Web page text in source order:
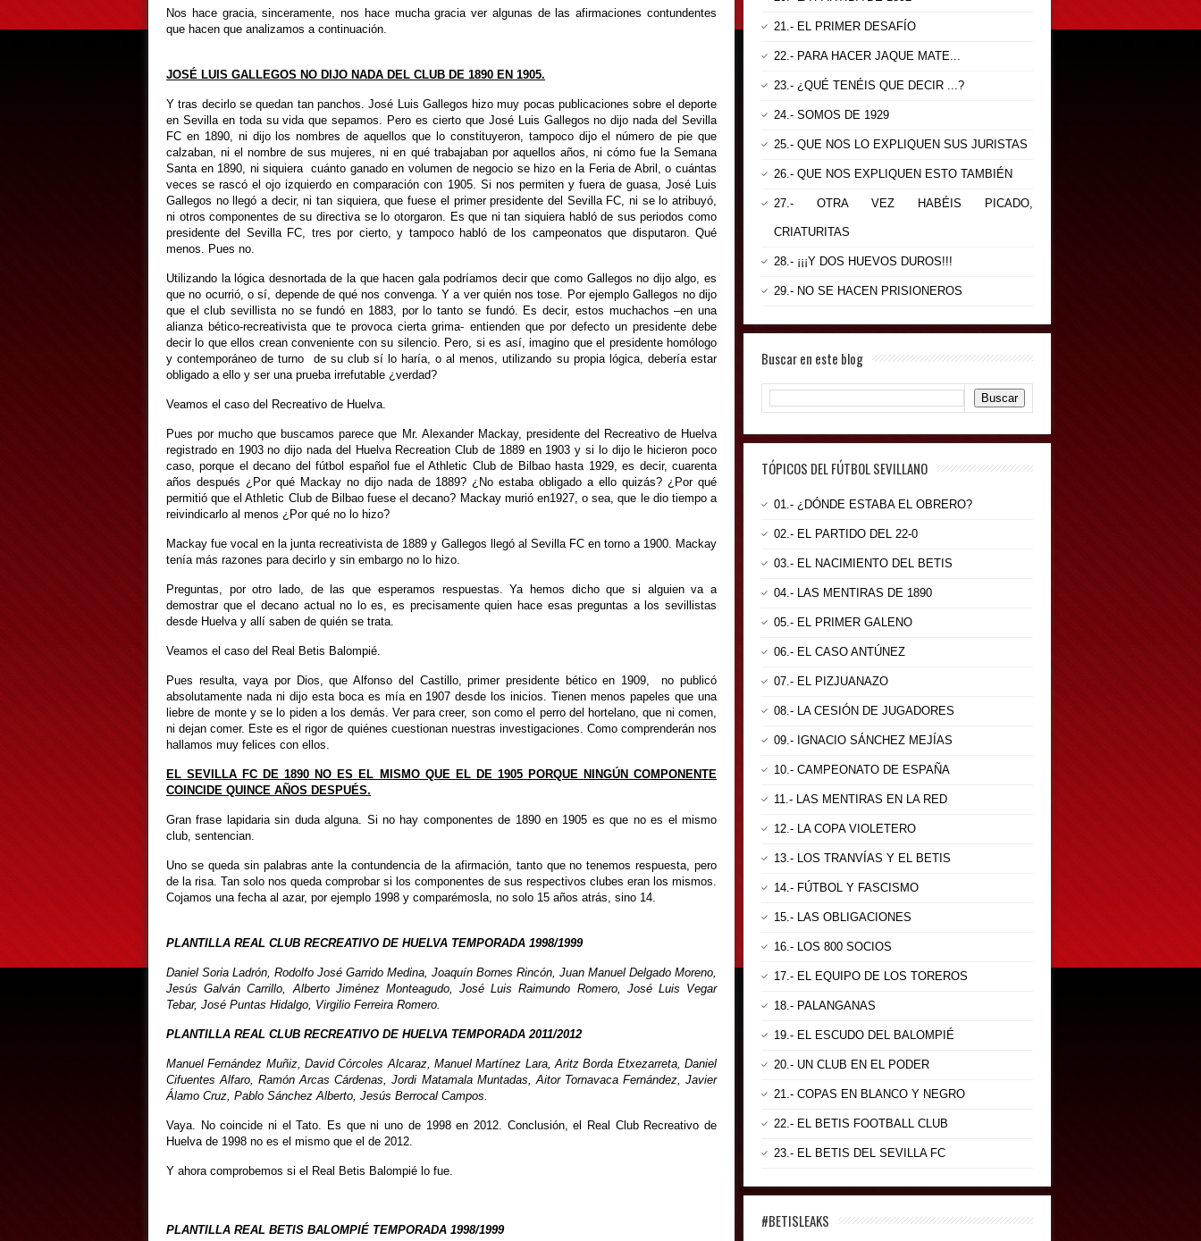
Nos hace gracia, sinceramente, nos hace mucha gracia ver algunas de las afirmaciones contundentes
que hacen que analizamos a continuación.
JOSÉ LUIS GALLEGOS NO DIJO NADA DEL CLUB DE 1890 EN 1905.
Y tras decirlo se quedan tan panchos. José Luis Gallegos hizo muy pocas publicaciones sobre el deporte
en Sevilla en toda su vida que sepamos. Pero es cierto que José Luis Gallegos no dijo nada del Sevilla
FC en 1890, ni dijo los nombres de aquellos que lo constituyeron, tampoco dijo el número de pie que
calzaban, ni el nombre de sus mujeres, ni en qué trabajaban por aquellos años, ni cómo fue la Semana
Santa en 1890, ni siquiera cuánto ganado en volumen de negocio se hizo en la Feria de Abril, o cuántas
veces se rascó el ojo izquierdo en comparación con 1905. Si nos permiten y fuera de guasa, José Luis
Gallegos no llegó a decir, ni tan siquiera, que fuese el primer presidente del Sevilla FC, ni se lo atribuyó,
ni otros componentes de su directiva se lo otorgaron. Es que ni tan siquiera habló de sus periodos como
presidente del Sevilla FC, tres por cierto, y tampoco habló de los campeonatos que disputaron. Qué
menos. Pues no.
Utilizando la lógica desnortada de la que hacen gala podríamos decir que como Gallegos no dijo algo, es
que no ocurrió, o sí, depende de qué nos convenga. Y a ver quién nos tose. Por ejemplo Gallegos no dijo
que el club sevillista no se fundó en 1883, por lo tanto se fundó. Es decir, estos muchachos –en una
alianza bético-recreativista que te provoca cierta grima- entienden que por defecto un presidente debe
decir lo que ellos crean conveniente con su silencio. Pero, si es así, imagino que el presidente homólogo
y contemporáneo de turno de su club sí lo haría, o al menos, utilizando su propia lógica, debería estar
obligado a ello y ser una prueba irrefutable ¿verdad?
Veamos el caso del Recreativo de Huelva.
Pues por mucho que buscamos parece que Mr. Alexander Mackay, presidente del Recreativo de Huelva
registrado en 1903 no dijo nada del Huelva Recreation Club de 1889 en 1903 y si lo dijo le hicieron poco
caso, porque el decano del fútbol español fue el Athletic Club de Bilbao hasta 1929, es decir, cuarenta
años después ¿Por qué Mackay no dijo nada de 1889? ¿No estaba obligado a ello quizás? ¿Por qué
permitió que el Athletic Club de Bilbao fuese el decano? Mackay murió en1927, o sea, que le dio tiempo a
reivindicarlo al menos ¿Por qué no lo hizo?
Mackay fue vocal en la junta recreativista de 1889 y Gallegos llegó al Sevilla FC en torno a 1900. Mackay
tenía más razones para decirlo y sin embargo no lo hizo.
Preguntas, por otro lado, de las que esperamos respuestas. Ya hemos dicho que si alguien va a
demostrar que el decano actual no lo es, es precisamente quien hace esas preguntas a los sevillistas
desde Huelva y allí saben de quién se trata.
Veamos el caso del Real Betis Balompié.
Pues resulta, vaya por Dios, que Alfonso del Castillo, primer presidente bético en 1909, no publicó
absolutamente nada ni dijo esta boca es mía en 1907 desde los inicios. Tienen menos papeles que una
liebre de monte y se lo piden a los demás. Ver para creer, son como el perro del hortelano, que ni comen,
ni dejan comer. Este es el rigor de quiénes cuestionan nuestras investigaciones. Como comprenderán nos
hallamos muy felices con ellos.
EL SEVILLA FC DE 1890 NO ES EL MISMO QUE EL DE 1905 PORQUE NINGÚN COMPONENTE
COINCIDE QUINCE AÑOS DESPUÉS.
Gran frase lapidaria sin duda alguna. Si no hay componentes de 1890 en 1905 es que no es el mismo
club, sentencian.
Uno se queda sin palabras ante la contundencia de la afirmación, tanto que no tenemos respuesta, pero
de la risa. Tan solo nos queda comprobar si los componentes de sus respectivos clubes eran los mismos.
Cojamos una fecha al azar, por ejemplo 1998 y comparémosla, no solo 15 años atrás, sino 14.
PLANTILLA REAL CLUB RECREATIVO DE HUELVA TEMPORADA 1998/1999
Daniel Soria Ladrón, Rodolfo José Garrido Medina, Joaquín Bornes Rincón, Juan Manuel Delgado Moreno,
Jesús Galván Carrillo, Alberto Jiménez Monteagudo, José Luis Raimundo Romero, José Luis Vegar
Tebar, José Puntas Hidalgo, Virgilio Ferreira Romero.
PLANTILLA REAL CLUB RECREATIVO DE HUELVA TEMPORADA 2011/2012
Manuel Fernández Muñiz, David Córcoles Alcaraz, Manuel Martínez Lara, Aritz Borda Etxezarreta, Daniel
Cifuentes Alfaro, Ramón Arcas Cárdenas, Jordi Matamala Muntadas, Aitor Tornavaca Fernández, Javier
Álamo Cruz, Pablo Sánchez Alberto, Jesús Berrocal Campos.
Vaya. No coincide ni el Tato. Es que ni uno de 1998 en 2012. Conclusión, el Real Club Recreativo de
Huelva de 1998 no es el mismo que el de 2012.
Y ahora comprobemos si el Real Betis Balompié lo fue.
PLANTILLA REAL BETIS BALOMPIÉ TEMPORADA 1998/1999
21.- EL PRIMER DESAFÍO
22.- PARA HACER JAQUE MATE...
23.- ¿QUÉ TENÉIS QUE DECIR ...?
24.- SOMOS DE 1929
25.- QUE NOS LO EXPLIQUEN SUS JURISTAS
26.- QUE NOS EXPLIQUEN ESTO TAMBIÉN
27.- OTRA VEZ HABÉIS PICADO,
CRIATURITAS
28.- ¡¡¡Y DOS HUEVOS DUROS!!!
29.- NO SE HACEN PRISIONEROS
Buscar en este blog
TÓPICOS DEL FÚTBOL SEVILLANO
01.- ¿DÓNDE ESTABA EL OBRERO?
02.- EL PARTIDO DEL 22-0
03.- EL NACIMIENTO DEL BETIS
04.- LAS MENTIRAS DE 1890
05.- EL PRIMER GALENO
06.- EL CASO ANTÚNEZ
07.- EL PIZJUANAZO
08.- LA CESIÓN DE JUGADORES
09.- IGNACIO SÁNCHEZ MEJÍAS
10.- CAMPEONATO DE ESPAÑA
11.- LAS MENTIRAS EN LA RED
12.- LA COPA VIOLETERO
13.- LOS TRANVÍAS Y EL BETIS
14.- FÚTBOL Y FASCISMO
15.- LAS OBLIGACIONES
16.- LOS 800 SOCIOS
17.- EL EQUIPO DE LOS TOREROS
18.- PALANGANAS
19.- EL ESCUDO DEL BALOMPIÉ
20.- UN CLUB EN EL PODER
21.- COPAS EN BLANCO Y NEGRO
22.- EL BETIS FOOTBALL CLUB
23.- EL BETIS DEL SEVILLA FC
#BETISLEAKS